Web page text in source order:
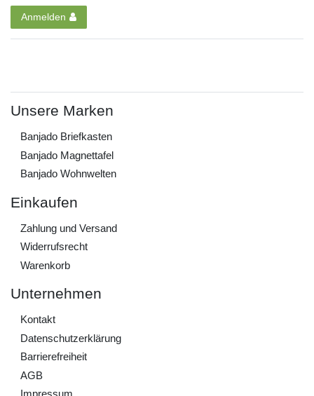
Anmelden
Unsere Marken
Banjado Briefkasten
Banjado Magnettafel
Banjado Wohnwelten
Einkaufen
Zahlung und Versand
Widerrufs­recht
Warenkorb
Unternehmen
Kontakt
Daten­schutz­erklärung
Barrierefreiheit
AGB